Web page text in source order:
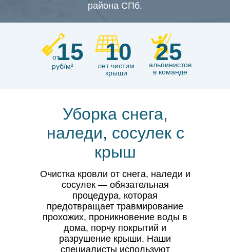
района СПб.
15
руб/м²
10
лет чистим
крыши
25
альпинистов
в команде
от
Уборка снега,
наледи, сосулек с
крыш
Очистка кровли от снега, наледи и
сосулек — обязательная
процедура, которая
предотвращает травмирование
прохожих, проникновение воды в
дома, порчу покрытий и
разрушение крыши. Наши
специалисты используют